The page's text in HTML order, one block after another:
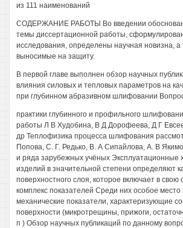
из 111 наименований
СОДЕРЖАНИЕ РАБОТЫ Во введении
темы диссертационной работы,
исследования, определены научная новизна,
выносимые на защиту.
В первой главе выполнен обзор научных
влияния силовых и тепловых параметров на
при глубинном абразивном шлифовании
практики глубинного и профильного
работы Л В Худобина, В Д Дорофеева, Д Г
др Теплофизика процесса шлифования
Попова, С. Г. Редько, В. А Сипайлова, А. В
и ряда зарубежных учёных Эксплуатационные
изделий в значительной степени определяют
поверхностного слоя, которое включает в свою
комплекс показателей Среди них особое
механические показатели, характеризующие
поверхности (микротрещины, прижоги,
п ) Обзор научных публикаций по данному